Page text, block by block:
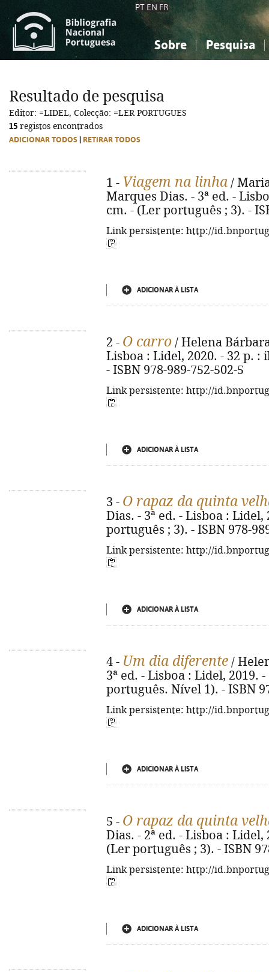
PT EN FR
Sobre Pesquisa
Ciências sociais...
Ciências sociais...
Resultado de pesquisa
Editor: =LIDEL, Colecção: =LER PORTUGUES
15 registos encontrados
ADICIONAR TODOS RETIRAR TODOS
1 - Viagem na linha /
Marques Dias. - 3ª ed. -
cm. - (Ler português ; 3). -
Link persistente: http://
ADICIONAR À LISTA
2 - O carro / Helena
Lisboa : Lidel, 2020. - 32 p. :
- ISBN 978-989-752-502-5
Link persistente: http://
ADICIONAR À LISTA
3 - O rapaz da quinta
Dias. - 3ª ed. - Lisboa :
português ; 3). - ISBN 978-
Link persistente: http://
ADICIONAR À LISTA
4 - Um dia diferente /
3ª ed. - Lisboa : Lidel, 2019.
português. Nível 1). - ISBN
Link persistente: http://
ADICIONAR À LISTA
5 - O rapaz da quinta
Dias. - 2ª ed. - Lisboa :
(Ler português ; 3). - ISBN
Link persistente: http://
ADICIONAR À LISTA